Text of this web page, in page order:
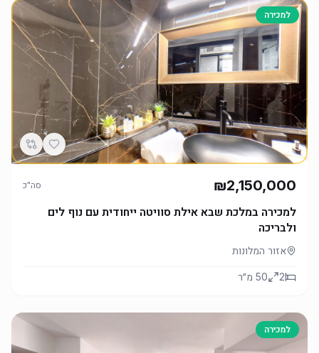
למכירה
₪2,150,000 סה"כ
למכירה במלכת שבא אילת סוויטה ייחודית עם נוף לים
ולבריכה
אזור המלונות
2
50 מ״ר
למכירה